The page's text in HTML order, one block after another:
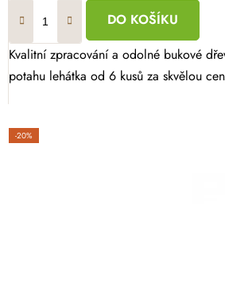
DO KOŠÍKU
Kvalitní zpracování a odolné bukové
potahu lehátka od 6 kusů za skvělou
-20%